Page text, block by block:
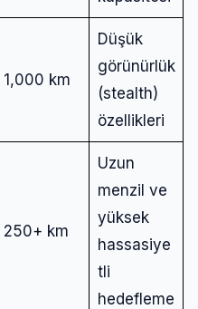
1,000 km
Düşük
görünürlük
(stealth)
özellikleri
250+ km
Uzun
menzil ve
yüksek
hassasiye
tli
hedefleme